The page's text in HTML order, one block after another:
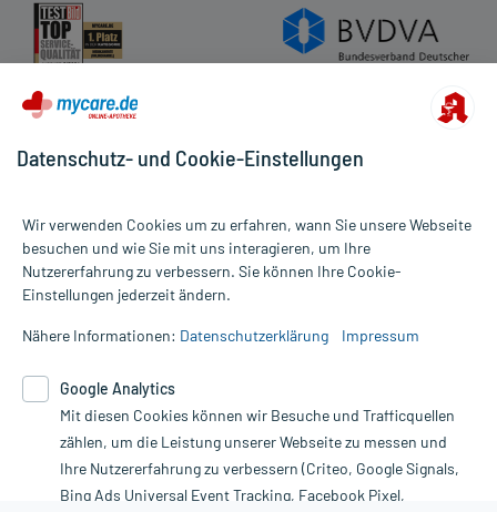
Alle Preise gelten inkl. MwSt., ggf. zzgl. Versandkosten
Informationen auf dieser Website werden ausschließlich für
die Untersuchung und Behandlung durch einen Arzt. Bitte
Therapien eingeleitet werden können. | Diese Webseite benutzt
Google Analytics. Lesen Sie bitte dazu die wichtigen Hinweise in
unserer Datenschutzerklärung. Für den Widerruf einer Bestellung
nutzen Sie das Formular:
Datenschutz- und Cookie-Einstellungen
Wir verwenden Cookies um zu erfahren, wann Sie unsere Webseite
besuchen und wie Sie mit uns interagieren, um Ihre
Nutzererfahrung zu verbessern. Sie können Ihre Cookie-
Einstellungen jederzeit ändern.
Nähere Informationen: Datenschutzerklärung Impressum
Google Analytics
Mit diesen Cookies können wir Besuche und Trafficquellen
zählen, um die Leistung unserer Webseite zu messen und
Ihre Nutzererfahrung zu verbessern (Criteo, Google Signals,
Bing Ads Universal Event Tracking, Facebook Pixel,